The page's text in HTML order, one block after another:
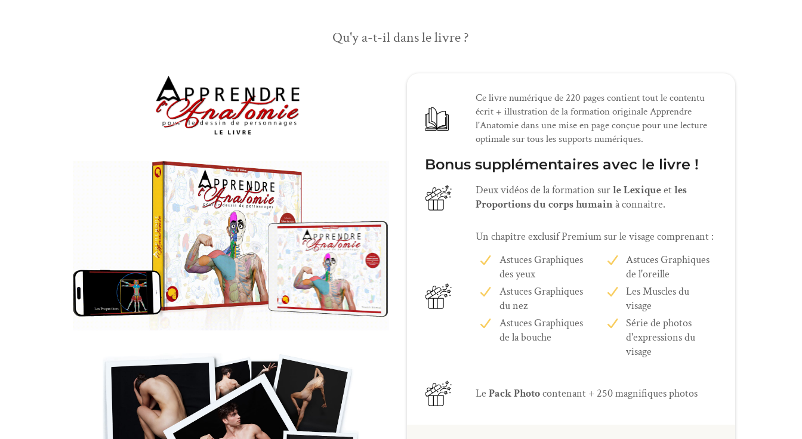
Qu'y a-t-il dans le livre ?
Ce livre numérique de 220 pages contient tout le contentu
écrit + illustration de la formation originale Apprendre
l'Anatomie dans une mise en page conçue pour une lecture
optimale sur tous les supports numériques.
Bonus supplémentaires avec le livre !
Deux vidéos de la formation surle Lexiqueet les
Proportions du corps humainà connaitre.
Un chapître exclusif Premium sur le visage comprenant :
Astuces Graphiques
des yeux
Astuces Graphiques
du nez
Astuces Graphiques
de la bouche
Astuces Graphiques
de l'oreille
Les Muscles du
visage
Série de photos
d'expressions du
visage
Le Pack Photocontenant + 250 magnifiques photos